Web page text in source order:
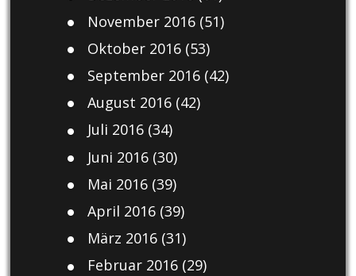
November 2016(51)
Oktober 2016(53)
September 2016(42)
August 2016(42)
Juli 2016(34)
Juni 2016(30)
Mai 2016(39)
April 2016(39)
März 2016(31)
Februar 2016(29)